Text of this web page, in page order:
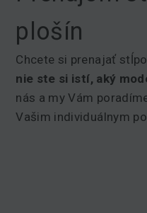
plošín
Chcete si prenajať
nie ste si istí, aký
nás a my Vám
Vašim individuálnym